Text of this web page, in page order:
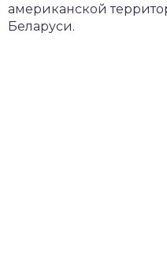
американской
Беларуси.